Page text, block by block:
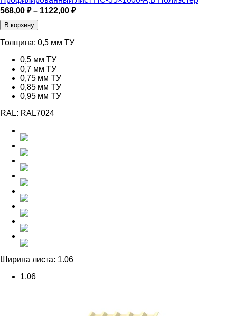
568,00 ₽ – 1122,00 ₽Диапазон
В корзину
Толщина: 0,5 мм ТУ
0,5 мм ТУ
0,7 мм ТУ
0,75 мм ТУ
0,85 мм ТУ
0,95 мм ТУ
RAL: RAL7024
Ширина листа: 1.06
1.06